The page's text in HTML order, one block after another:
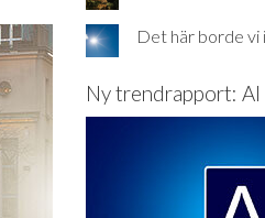
Det här borde vi
Ny trendrapport: